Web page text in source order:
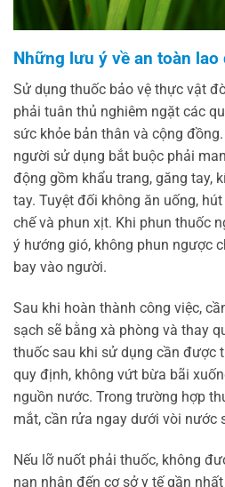
Những lưu ý về an toàn lao
Sử dụng thuốc bảo vệ thực vật
phải tuân thủ nghiêm ngặt các
sức khỏe bản thân và cộng
người sử dụng bắt buộc phải
động gồm khẩu trang, găng tay,
tay. Tuyệt đối không ăn uống,
chế và phun xịt. Khi phun thuốc
ý hướng gió, không phun ngược
bay vào người.
Sau khi hoàn thành công việc,
sạch sẽ bằng xà phòng và thay
thuốc sau khi sử dụng cần được
quy định, không vứt bừa bãi
nguồn nước. Trong trường hợp
mắt, cần rửa ngay dưới vòi nước
Nếu lỡ nuốt phải thuốc, không
nạn nhân đến cơ sở y tế gần